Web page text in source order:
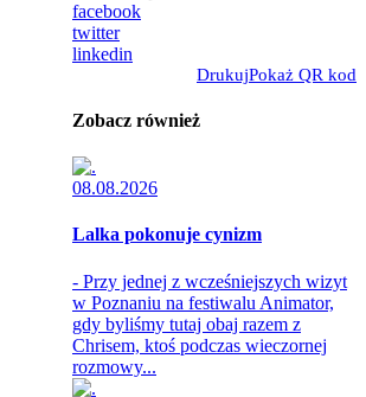
facebook
twitter
linkedin
DrukujPokaż QR kod
Zobacz również
08.08.2026
Lalka pokonuje cynizm
- Przy jednej z wcześniejszych wizyt
w Poznaniu na festiwalu Animator,
gdy byliśmy tutaj obaj razem z
Chrisem, ktoś podczas wieczornej
rozmowy...